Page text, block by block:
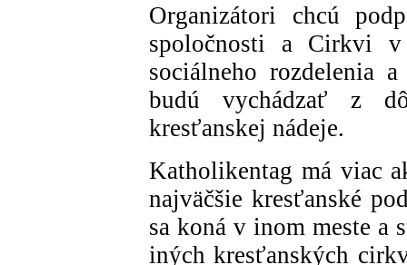
Organizátori chcú
spoločnosti a Cirkvi
sociálneho
budú vychádzať z
kresťanskej nádeje.
Katholikentag má viac
najväčšie kresťanské
sa koná v inom meste a
iných kresťanských